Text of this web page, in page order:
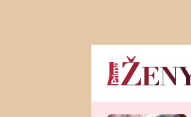
Horoskopy